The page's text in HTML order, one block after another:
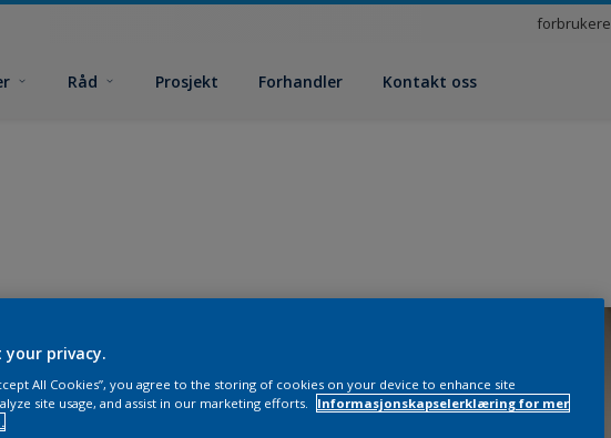
forbrukere
Råd Prosjekt Forhandler Kontakt oss
your privacy.
All Cookies”, you agree to the storing of cookies on your device to enhance site
site usage, and assist in our marketing efforts.
Informasjonskapselerklæring for mer